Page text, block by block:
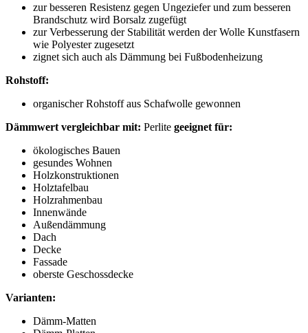
zur besseren Resistenz gegen Ungeziefer und zum besseren
Brandschutz wird Borsalz zugefügt
zur Verbesserung der Stabilität werden der Wolle Kunstfasern
wie Polyester zugesetzt
zignet sich auch als Dämmung bei Fußbodenheizung
Rohstoff:
organischer Rohstoff aus Schafwolle gewonnen
Dämmwert vergleichbar mit: Perlite geeignet für:
ökologisches Bauen
gesundes Wohnen
Holzkonstruktionen
Holztafelbau
Holzrahmenbau
Innenwände
Außendämmung
Dach
Decke
Fassade
oberste Geschossdecke
Varianten:
Dämm-Matten